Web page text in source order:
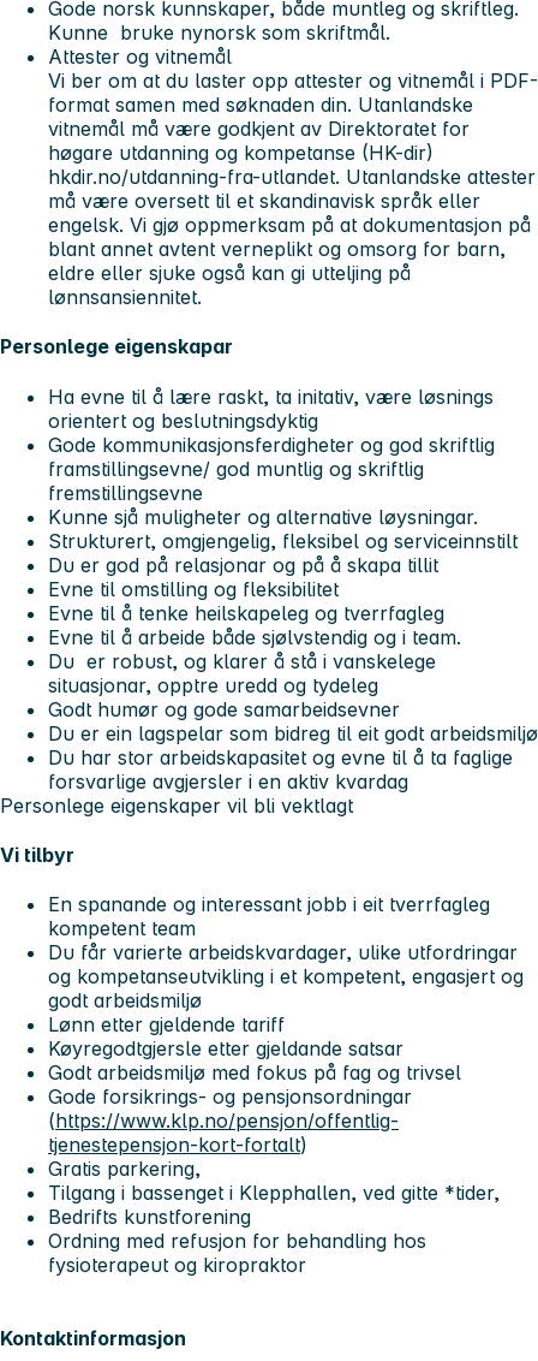
Gode norsk kunnskaper, både muntleg og skriftleg.
Kunne bruke nynorsk som skriftmål.
Attester og vitnemål
Vi ber om at du laster opp attester og vitnemål i PDF-
format samen med søknaden din. Utanlandske
vitnemål må være godkjent av Direktoratet for
høgare utdanning og kompetanse (HK-dir)
hkdir.no/utdanning-fra-utlandet. Utanlandske attester
må være oversett til et skandinavisk språk eller
engelsk. Vi gjø oppmerksam på at dokumentasjon på
blant annet avtent verneplikt og omsorg for barn,
eldre eller sjuke også kan gi utteljing på
lønnsansiennitet.
Personlege eigenskapar
Ha evne til å lære raskt, ta initativ, være løsnings
orientert og beslutningsdyktig
Gode kommunikasjonsferdigheter og god skriftlig
framstillingsevne/ god muntlig og skriftlig
fremstillingsevne
Kunne sjå muligheter og alternative løysningar.
Strukturert, omgjengelig, fleksibel og serviceinnstilt
Du er god på relasjonar og på å skapa tillit
Evne til omstilling og fleksibilitet
Evne til å tenke heilskapeleg og tverrfagleg
Evne til å arbeide både sjølvstendig og i team.
Du er robust, og klarer å stå i vanskelege
situasjonar, opptre uredd og tydeleg
Godt humør og gode samarbeidsevner
Du er ein lagspelar som bidreg til eit godt arbeidsmiljø
Du har stor arbeidskapasitet og evne til å ta faglige
forsvarlige avgjersler i en aktiv kvardag
Personlege eigenskaper vil bli vektlagt
Vi tilbyr
En spanande og interessant jobb i eit tverrfagleg
kompetent team
Du får varierte arbeidskvardager, ulike utfordringar
og kompetanseutvikling i et kompetent, engasjert og
godt arbeidsmiljø
Lønn etter gjeldende tariff
Køyregodtgjersle etter gjeldande satsar
Godt arbeidsmiljø med fokus på fag og trivsel
Gode forsikrings- og pensjonsordningar
(https://www.klp.no/pensjon/offentlig-
tjenestepensjon-kort-fortalt)
Gratis parkering,
Tilgang i bassenget i Klepphallen, ved gitte *tider,
Bedrifts kunstforening
Ordning med refusjon for behandling hos
fysioterapeut og kiropraktor
Kontaktinformasjon